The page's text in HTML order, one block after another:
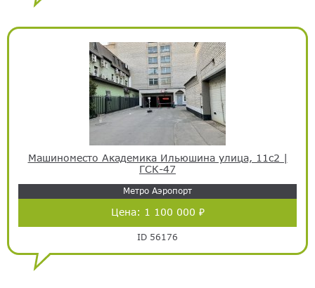
Машиноместо Академика Ильюшина улица, 11с2 |
ГСК-47
Метро Аэропорт
Цена: 1 100 000 ₽
ID 56176